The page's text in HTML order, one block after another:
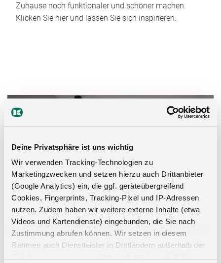
Deine Privatsphäre ist uns wichtig
Wir verwenden Tracking-Technologien zu
Marketingzwecken und setzen hierzu auch Drittanbieter
(Google Analytics) ein, die ggf. geräteübergreifend
Cookies, Fingerprints, Tracking-Pixel und IP-Adressen
nutzen. Zudem haben wir weitere externe Inhalte (etwa
Videos und Kartendienste) eingebunden, die Sie nach
Zustimmung abrufen können. Wir setzen in diesem
Rahmen auch Dienstleister in Drittländern außerhalb der
Zuhause noch funktionaler und schöner machen.
Klicken Sie hier und lassen Sie sich inspirieren.
Das Stauraumwunder für Ihr